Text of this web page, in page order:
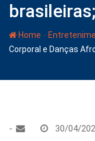
Home -
Corporal e Danças
- 30/04/